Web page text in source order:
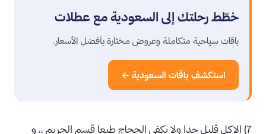
خطّط رحلتك إلى السعودية مع عطلات
باقات سياحية متكاملة وعروض مختارة بأفضل الأسعار.
استكشف باقات السعودية ←
7) الاكل قليل جدا ولا يكفي الحجاج طبعا قسم الحريم ،، و